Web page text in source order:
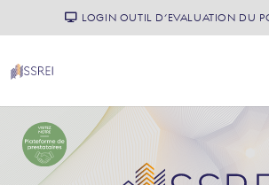
LOGIN OUTIL D’EVALUATION DU